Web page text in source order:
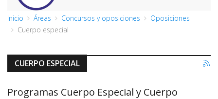
Inicio Áreas Concursos y oposiciones
Oposiciones
Cuerpo especial
CUERPO ESPECIAL
Programas Cuerpo Especial y Cuerpo